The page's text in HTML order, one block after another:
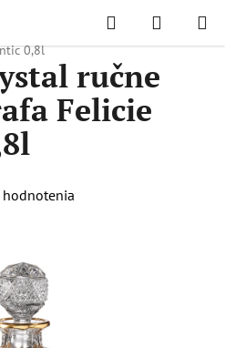
Hľadať
KOŠÍK
Romantic
Bohemia Crystal ručne
0,8l
ručne
Felicie